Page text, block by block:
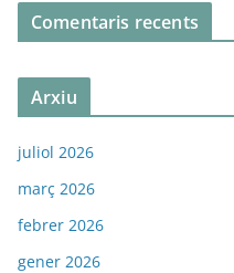
Comentaris recents
Arxiu
juliol 2026
març 2026
febrer 2026
gener 2026